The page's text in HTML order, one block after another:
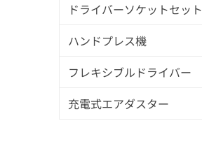
ドライバーソケットセット
ハンドプレス機
フレキシブルドライバー
充電式エアダスター